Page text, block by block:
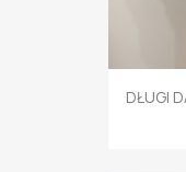
DŁUGI